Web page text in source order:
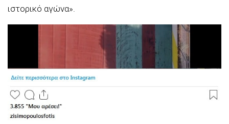
ιστορικό αγώνα».